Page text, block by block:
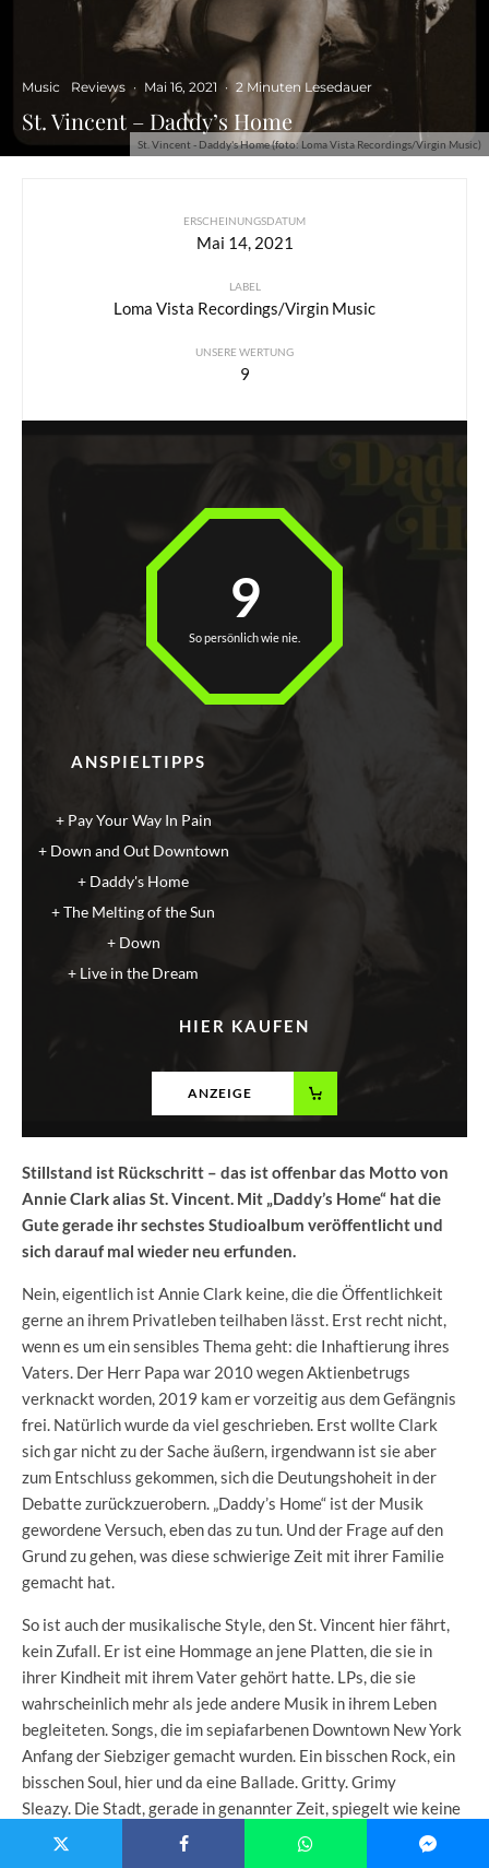
St. Vincent - Daddy's Home (foto: Loma Vista Recordings/Virgin Music)
Music Reviews · Mai 16, 2021 · 2 Minuten Lesedauer
St. Vincent – Daddy’s Home
ERSCHEINUNGSDATUM
Mai 14, 2021
LABEL
Loma Vista Recordings/Virgin Music
UNSERE WERTUNG
9
ANSPIELTIPPS
Pay Your Way In Pain
Down and Out Downtown
Daddy's Home
The Melting of the Sun
Down
Live in the Dream
9
So persönlich wie nie.
HIER KAUFEN
ANZEIGE
Stillstand ist Rückschritt – das ist offenbar das Motto von
Annie Clark alias St. Vincent. Mit „Daddy’s Home“ hat die
Gute gerade ihr sechstes Studioalbum veröffentlicht und
sich darauf mal wieder neu erfunden.
Nein, eigentlich ist Annie Clark keine, die die Öffentlichkeit
gerne an ihrem Privatleben teilhaben lässt. Erst recht nicht,
wenn es um ein sensibles Thema geht: die Inhaftierung ihres
Vaters. Der Herr Papa war 2010 wegen Aktienbetrugs
verknackt worden, 2019 kam er vorzeitig aus dem Gefängnis
frei. Natürlich wurde da viel geschrieben. Erst wollte Clark
sich gar nicht zu der Sache äußern, irgendwann ist sie aber
zum Entschluss gekommen, sich die Deutungshoheit in der
Debatte zurückzuerobern. „Daddy’s Home“ ist der Musik
gewordene Versuch, eben das zu tun. Und der Frage auf den
Grund zu gehen, was diese schwierige Zeit mit ihrer Familie
gemacht hat.
So ist auch der musikalische Style, den St. Vincent hier fährt,
kein Zufall. Er ist eine Hommage an jene Platten, die sie in
ihrer Kindheit mit ihrem Vater gehört hatte. LPs, die sie
wahrscheinlich mehr als jede andere Musik in ihrem Leben
begleiteten. Songs, die im sepiafarbenen Downtown New York
Anfang der Siebziger gemacht wurden. Ein bisschen Rock, ein
bisschen Soul, hier und da eine Ballade. Gritty. Grimy
Sleazy. Die Stadt, gerade in genannter Zeit, spiegelt wie keine
andere diese Gleichzeitigkeit von Glamour und